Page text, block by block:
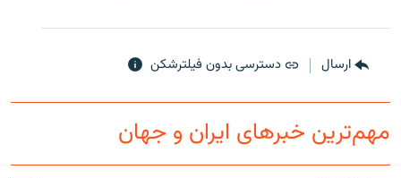
ارسال دسترسی بدون فیلترشکن
مهم‌ترین خبرهای ایران و جهان